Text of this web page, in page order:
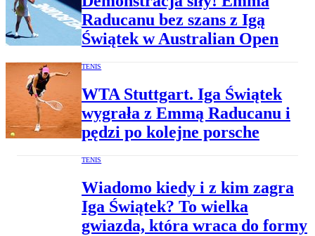
Raducanu bez szans z Igą
Świątek w Australian Open
TENIS
WTA Stuttgart. Iga Świątek
wygrała z Emmą Raducanu i
pędzi po kolejne porsche
TENIS
Wiadomo kiedy i z kim zagra
Iga Świątek? To wielka
gwiazda, która wraca do formy